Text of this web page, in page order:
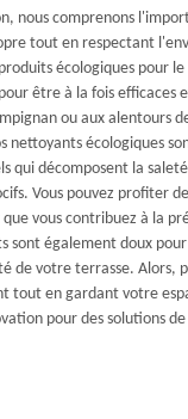
nous comprenons
tout en respectant
écologiques pour
être à la fois efficaces
ou aux alentours
nettoyants écologiques
qui décomposent la
Vous pouvez profiter
vous contribuez à la
sont également doux
de votre terrasse. Alors,
tout en gardant votre
pour des solutions